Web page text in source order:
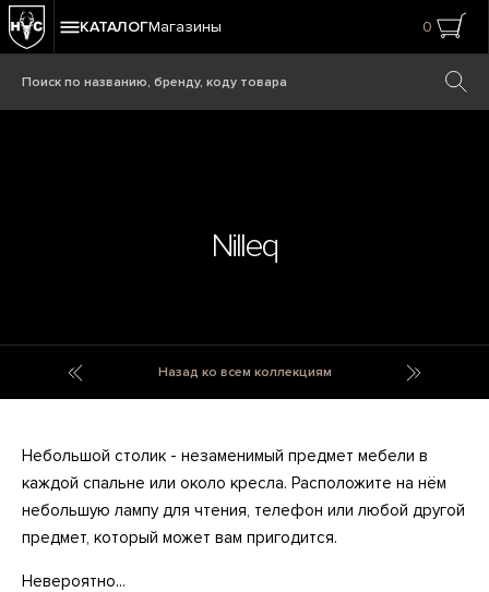
КАТАЛОГМагазины 0
Nilleq
Назад ко всем коллекциям
Небольшой столик - незаменимый предмет мебели в
каждой спальне или около кресла. Расположите на нём
небольшую лампу для чтения, телефон или любой другой
предмет, который может вам пригодится.
Невероятно...